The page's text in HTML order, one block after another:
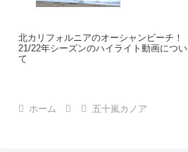
北カリフォルニアのオーシャンビーチ！
21/22年シーズンのハイライト動画につい
て
ホーム 五十嵐カノア